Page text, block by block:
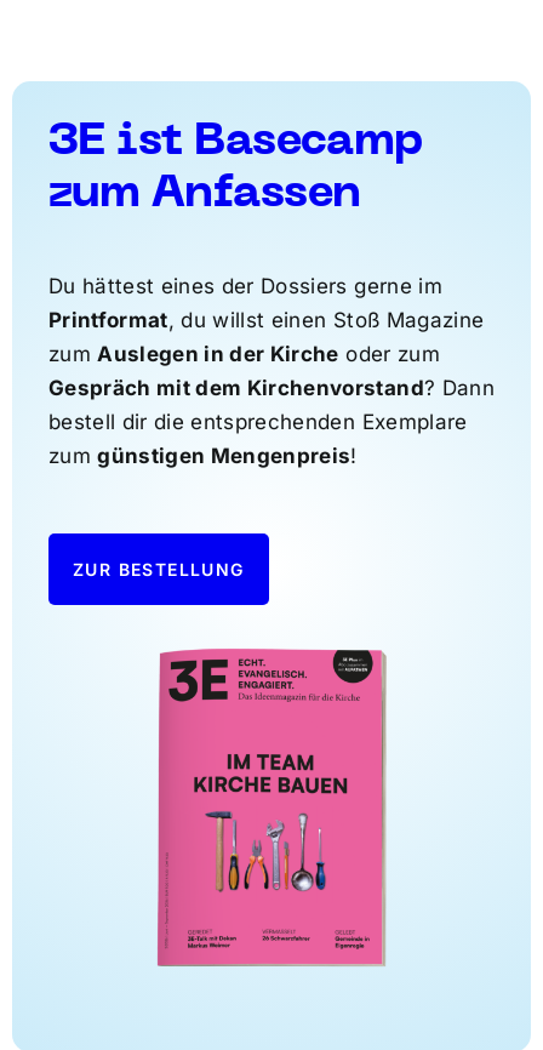
3E ist Basecamp
zum Anfassen
Du hättest eines der Dossiers gerne im
Printformat, du willst einen Stoß Magazine
zumAuslegen in der Kirche oder zum
Gespräch mit dem Kirchenvorstand? Dann
bestell dir die entsprechenden Exemplare
zumgünstigen Mengenpreis!
ZUR BESTELLUNG